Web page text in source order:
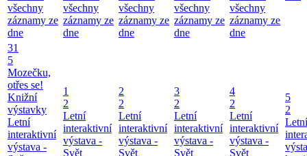
všechny
záznamy ze
dne
všechny
záznamy ze
dne
všechny
záznamy ze
dne
všechny
záznamy ze
dne
všechny
záznamy ze
dne
31
5
Mozečku,
otřes se!
Knižní
výstavky
Letní
interaktivní
výstava -
1
2
Letní
interaktivní
výstava -
Svět
2
2
Letní
interaktivní
výstava -
Svět
3
2
Letní
interaktivní
výstava -
Svět
4
2
Letní
interaktivní
výstava -
Svět
5
2
Letní